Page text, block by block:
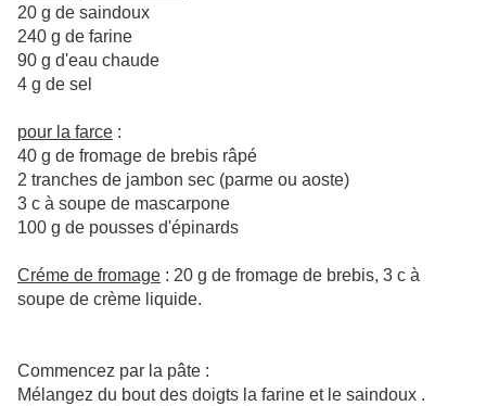
20 g de saindoux
240 g de farine
90 g d'eau chaude
4 g de sel
pour la farce :
40 g de fromage de brebis râpé
2 tranches de jambon sec (parme ou aoste)
3 c à soupe de mascarpone
100 g de pousses d'épinards
Créme de fromage : 20 g de fromage de brebis, 3 c à
soupe de crème liquide.
Commencez par la pâte :
Mélangez du bout des doigts la farine et le saindoux .